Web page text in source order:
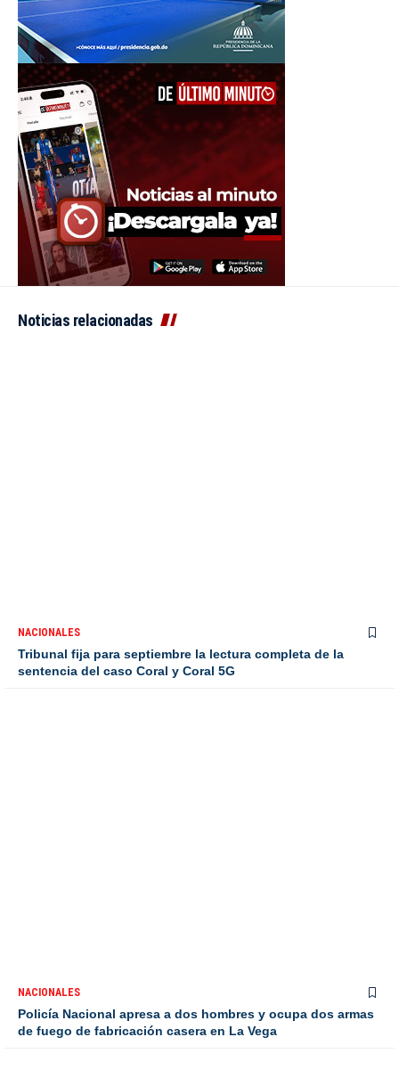
Noticias relacionadas
NACIONALES
Tribunal fija para septiembre la lectura completa de la
sentencia del caso Coral y Coral 5G
NACIONALES
Policía Nacional apresa a dos hombres y ocupa dos armas
de fuego de fabricación casera en La Vega